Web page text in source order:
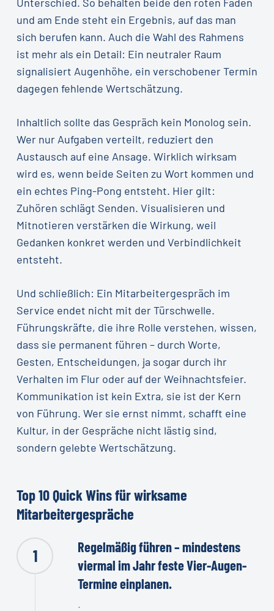
und am Ende steht ein Ergebnis, auf das man
sich berufen kann. Auch die Wahl des Rahmens
ist mehr als ein Detail: Ein neutraler Raum
signalisiert Augenhöhe, ein verschobener Termin
dagegen fehlende Wertschätzung.
Inhaltlich sollte das Gespräch kein Monolog sein.
Wer nur Aufgaben verteilt, reduziert den
Austausch auf eine Ansage. Wirklich wirksam
wird es, wenn beide Seiten zu Wort kommen und
ein echtes Ping-Pong entsteht. Hier gilt:
Zuhören schlägt Senden. Visualisieren und
Mitnotieren verstärken die Wirkung, weil
Gedanken konkret werden und Verbindlichkeit
entsteht.
Und schließlich: Ein Mitarbeitergespräch im
Service endet nicht mit der Türschwelle.
Führungskräfte, die ihre Rolle verstehen, wissen,
dass sie permanent führen – durch Worte,
Gesten, Entscheidungen, ja sogar durch ihr
Verhalten im Flur oder auf der Weihnachtsfeier.
Kommunikation ist kein Extra, sie ist der Kern
von Führung. Wer sie ernst nimmt, schafft eine
Kultur, in der Gespräche nicht lästig sind,
sondern gelebte Wertschätzung.
Top10Quick Winsfürwirksame
Mitarbeitergespräche
1
Regelmäßig führen – mindestens
viermal im Jahr feste Vier-Augen-
Termine einplanen.
.